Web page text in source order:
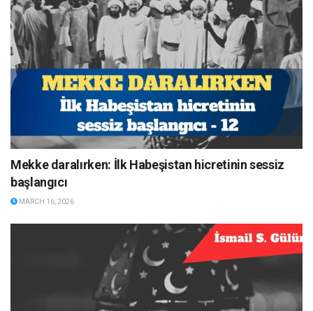
Mekke daralırken: İlk Habeşistan hicretinin sessiz
başlangıcı
MARCH 16, 2026